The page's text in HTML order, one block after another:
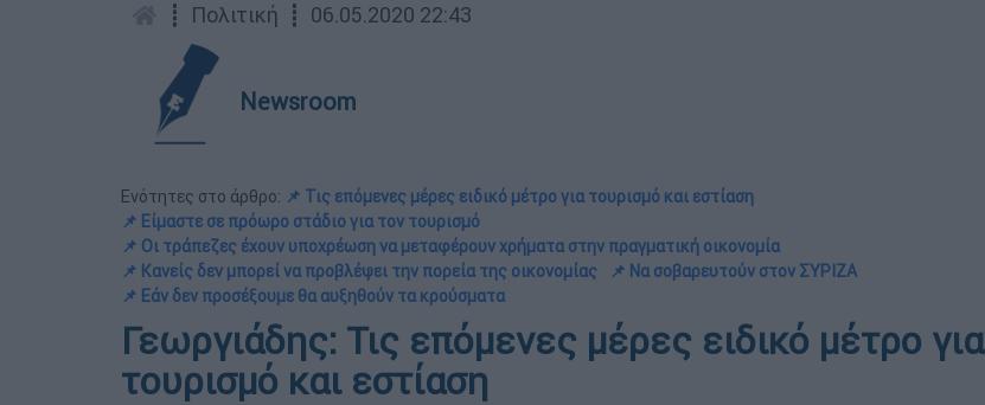
┋ Πολιτική ┋ 06.05.2020 22:43
Newsroom
Ενότητες στο άρθρο: 📌 Τις επόμενες μέρες ειδικό μέτρο για τουρισμό και εστίαση
📌 Είμαστε σε πρόωρο στάδιο για τον τουρισμό
📌 Οι τράπεζες έχουν υποχρέωση να μεταφέρουν χρήματα στην πραγματική οικονομία
📌 Κανείς δεν μπορεί να προβλέψει την πορεία της οικονομίας
📌 Να σοβαρευτούν στον ΣΥΡΙΖΑ
📌 Εάν δεν προσέξουμε θα αυξηθούν τα κρούσματα
Γεωργιάδης: Τις επόμενες μέρες ειδικό μέτρο για
τουρισμό και εστίαση